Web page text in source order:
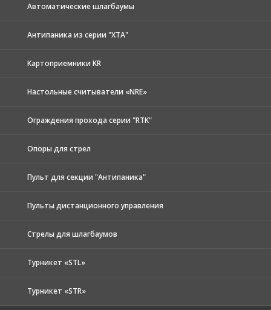
Автоматические шлагбаумы
Антипаника из серии "XTA"
Картоприемники KR
Настольные считыватели «NRE»
Ограждения прохода серии "RTK"
Опоры для стрел
Пульт для секции "Антипаника"
Пульты дистанционного управления
Стрелы для шлагбаумов
Турникет «STL»
Турникет «STR»